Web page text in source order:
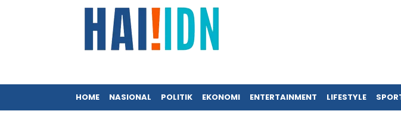
HOME NASIONAL POLITIK EKONOMI ENTERTAINMENT LIFESTYLE